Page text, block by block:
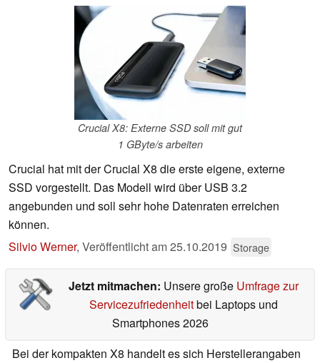
Crucial X8: Externe SSD soll mit gut
1 GByte/s arbeiten
Crucial hat mit der Crucial X8 die erste eigene, externe
SSD vorgestellt. Das Modell wird über USB 3.2
angebunden und soll sehr hohe Datenraten erreichen
können.
Silvio Werner, Veröffentlicht am25.10.2019 Storage
Jetzt mitmachen: Unsere große Umfrage zur
Servicezufriedenheitbei Laptops und
Smartphones 2026
Bei der kompakten X8 handelt es sich Herstellerangaben